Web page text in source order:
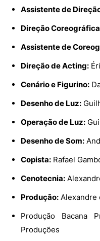
Assistente de
Direção
Assistente de
Direção de Acting:
Cenário e Figurino:
Desenho de Luz:
Operação de Luz:
Desenho de Som:
Copista: Rafael
Cenotecnia:
Produção: Alexandre
Produção Bacana
Produções